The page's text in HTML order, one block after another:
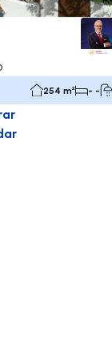
254 m² - -